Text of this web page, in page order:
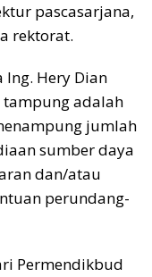
pascasarjana,
rektorat.
Ing. Hery Dian
tampung adalah
jumlah
sumber daya
dan/atau
perundang-
Permendikbud